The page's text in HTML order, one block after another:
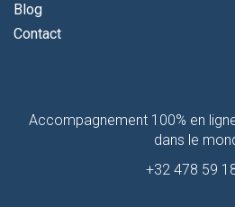
Blog
Contact
Contactez-
Accompagnement 100% en
dans le
+32 478 59